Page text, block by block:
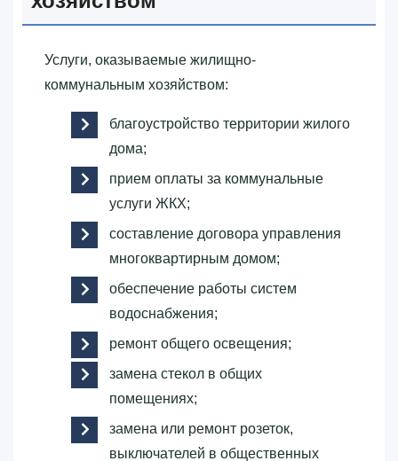
Услуги, оказываемые жилищно-
коммунальным хозяйством:
благоустройство территории жилого
дома;
прием оплаты за коммунальные
услуги ЖКХ;
составление договора управления
многоквартирным домом;
обеспечение работы систем
водоснабжения;
ремонт общего освещения;
замена стекол в общих
помещениях;
замена или ремонт розеток,
выключателей в общественных